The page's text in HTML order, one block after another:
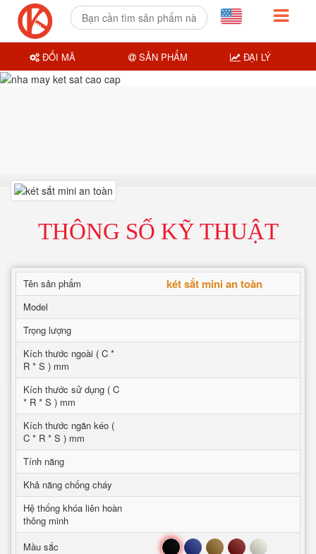
THÔNG SỐ KỸ THUẬT
Tên sản phẩm két sắt mini an toàn
Model
Trọng lượng
Kích thước ngoài ( C *
R * S ) mm
Kích thước sử dụng ( C
* R * S ) mm
Kích thước ngăn kéo (
C * R * S ) mm
Tính năng
Khả năng chống cháy
Hệ thống khóa liên hoàn
thông minh
Mầu sắc
Đen Xanh Nâu Đỏ Trắng
ĐỔI MÃ SẢN PHẨM ĐẠI LÝ